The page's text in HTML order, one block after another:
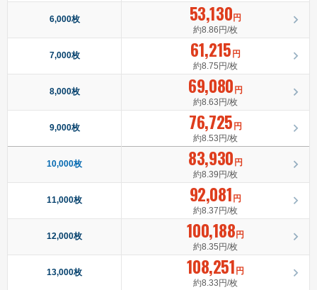
6,000枚 53,130 円
約8.86円/枚
7,000枚 61,215 円
約8.75円/枚
8,000枚 69,080 円
約8.63円/枚
9,000枚 76,725 円
約8.53円/枚
10,000枚 83,930 円
約8.39円/枚
11,000枚 92,081 円
約8.37円/枚
12,000枚 100,188 円
約8.35円/枚
13,000枚 108,251 円
約8.33円/枚